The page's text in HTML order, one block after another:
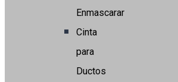
Enmascarar
Cinta
para
Ductos